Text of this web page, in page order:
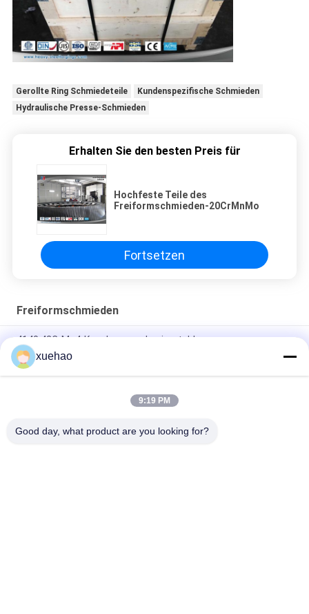
Gerollte Ring Schmiedeteile
Kundenspezifische Schmieden
Hydraulische Presse-Schmieden
Erhalten Sie den besten Preis für
Hochfeste Teile des
Freiformschmieden-20CrMnMo
Fortsetzen
Freiformschmieden
4140 42CrMo4-Kopplung aus Legierstahl
ASTM DIN EN Standard AISI 4340 40CrNi2Mo 1.6511
36CrNiMo4 Schraube
EN 10250-2 S355J2G3 exzentrische Welle exzentrische
xuehao
9:19 PM
Good day, what product are you looking for?